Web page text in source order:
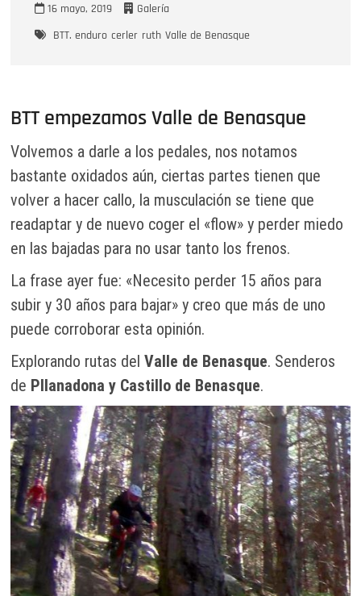
16 mayo, 2019
Galería
BTT. enduro cerler ruth Valle de Benasque
BTT empezamos Valle de Benasque
Volvemos a darle a los pedales, nos notamos
bastante oxidados aún, ciertas partes tienen que
volver a hacer callo, la musculación se tiene que
readaptar y de nuevo coger el «flow» y perder miedo
en las bajadas para no usar tanto los frenos.
La frase ayer fue: «Necesito perder 15 años para
subir y 30 años para bajar» y creo que más de uno
puede corroborar esta opinión.
Explorando rutas delValle de Benasque. Senderos
de Pllanadona y Castillo de Benasque.